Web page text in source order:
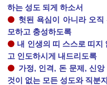
하는 성도 되게 하소서
⚫ 헛된 욕심이 아니라 오
모하고 충성하도록
⚫ 내 인생의 띠 스스로 띠지
고 인도하시게 내드리도록
⚫ 가정, 인격, 돈 문제, 신
것이 없는 모든 성도와 직분